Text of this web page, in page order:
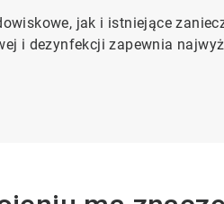
jak i istniejące
i dezynfekcji zapewnia